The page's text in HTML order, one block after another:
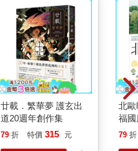
廿載．繁華夢 護玄出
道20週年創作集
79 折 特價 315 元
北
福
79 折